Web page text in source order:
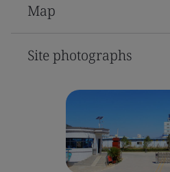
Map
Site photographs